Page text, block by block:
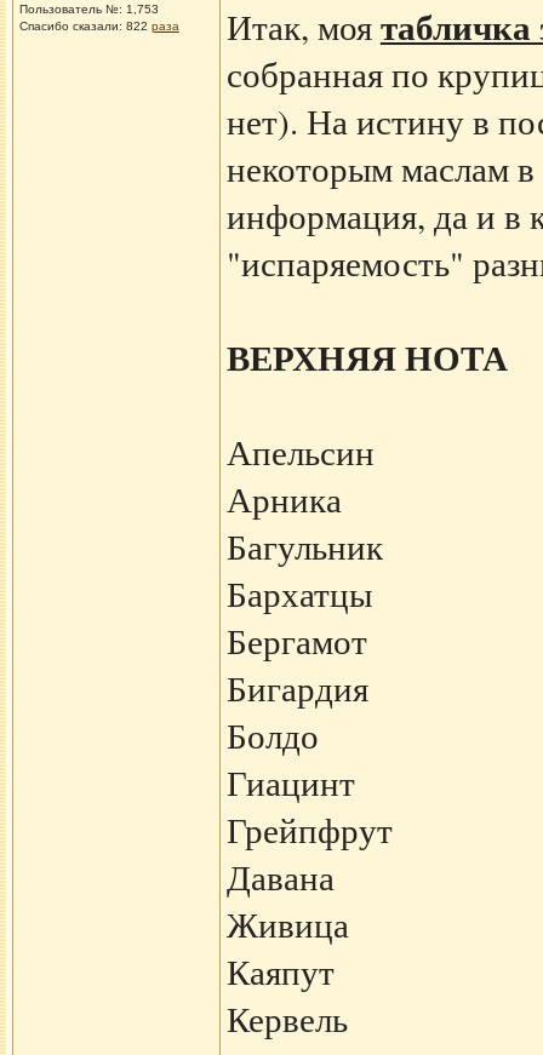
Пользователь №: 1,753
Спасибо сказали: 822 раза Итак, моя
собранная по
нет). На истину в
некоторым маслам
информация, да и в
"испаряемость"
ВЕРХНЯЯ НОТА
Апельсин
Арника
Багульник
Бархатцы
Бергамот
Бигардия
Болдо
Гиацинт
Грейпфрут
Давана
Живица
Каяпут
Кервель